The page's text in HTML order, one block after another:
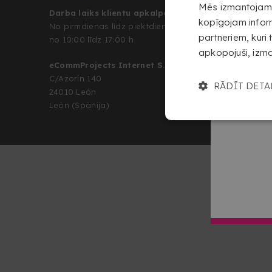
Darba laiks klientu apkalpošanai
No pirmdienas līdz piektdienai
no 10:00 līdz 17:00 h
eCommProjects Internet S.L.
C/Azorín 140
24010 León
León (Spānija)
Kas mēs esam
Privātuma politika
SEKOJIET
Mēs
kopīgojam
partneriem, kuri
apkopojuši,
RĀDĪT